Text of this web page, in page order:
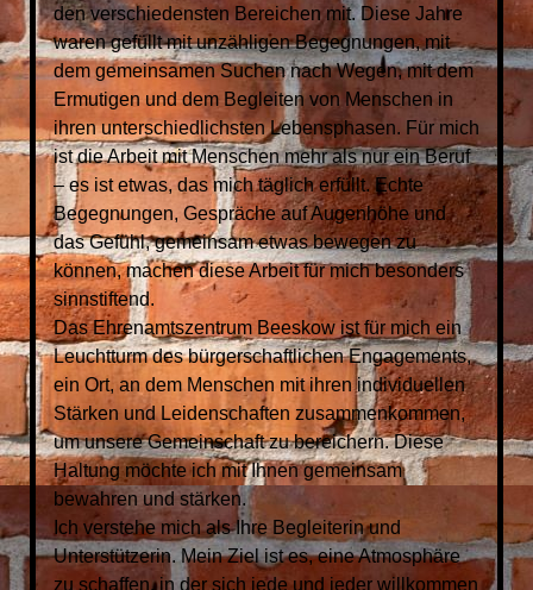
den verschiedensten Bereichen mit. Diese Jahre
waren gefüllt mit unzähligen Begegnungen, mit
dem gemeinsamen Suchen nach Wegen, mit dem
Ermutigen und dem Begleiten von Menschen in
ihren unterschiedlichsten Lebensphasen. Für mich
ist die Arbeit mit Menschen mehr als nur ein Beruf
– es ist etwas, das mich täglich erfüllt. Echte
Begegnungen, Gespräche auf Augenhöhe und
das Gefühl, gemeinsam etwas bewegen zu
können, machen diese Arbeit für mich besonders
sinnstiftend.
Das Ehrenamtszentrum Beeskow ist für mich ein
Leuchtturm des bürgerschaftlichen Engagements,
ein Ort, an dem Menschen mit ihren individuellen
Stärken und Leidenschaften zusammenkommen,
um unsere Gemeinschaft zu bereichern. Diese
Haltung möchte ich mit Ihnen gemeinsam
bewahren und stärken.
Ich verstehe mich als Ihre Begleiterin und
Unterstützerin. Mein Ziel ist es, eine Atmosphäre
zu schaffen, in der sich jede und jeder willkommen